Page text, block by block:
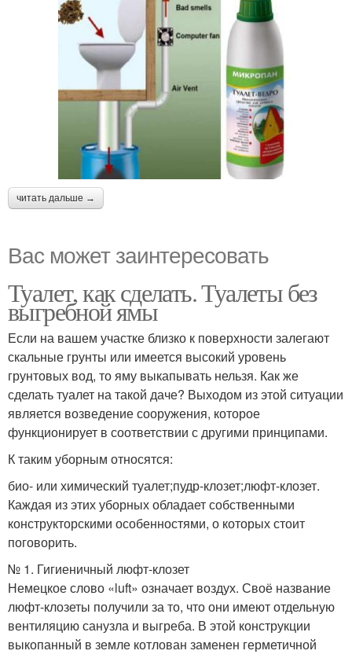
читать дальше →
Вас может заинтересовать
Туалет, как сделать. Туалеты без
выгребной ямы
Если на вашем участке близко к поверхности залегают
скальные грунты или имеется высокий уровень
грунтовых вод, то яму выкапывать нельзя. Как же
сделать туалет на такой даче? Выходом из этой ситуации
является возведение сооружения, которое
функционирует в соответствии с другими принципами.
К таким уборным относятся:
био- или химический туалет;пудр-клозет;люфт-клозет.
Каждая из этих уборных обладает собственными
конструкторскими особенностями, о которых стоит
поговорить.
№ 1. Гигиеничный люфт-клозет
Немецкое слово «luft» означает воздух. Своё название
люфт-клозеты получили за то, что они имеют отдельную
вентиляцию санузла и выгреба. В этой конструкции
выкопанный в земле котлован заменен герметичной